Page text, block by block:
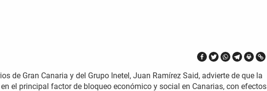
de Gran Canaria y del Grupo Inetel, Juan Ramírez Said, advierte de que la
el principal factor de bloqueo económico y social en Canarias, con efectos